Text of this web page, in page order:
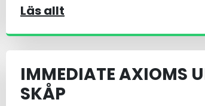
Läs allt
IMMEDIATE AXIOMS
SKÅP